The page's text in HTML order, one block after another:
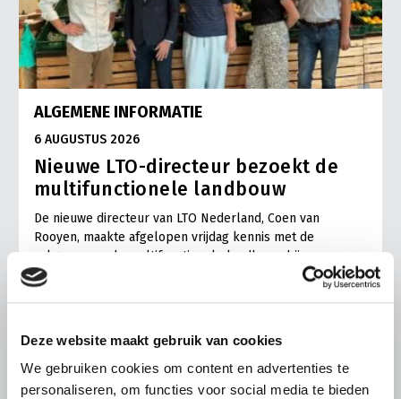
Deze website maakt gebruik van cookies
We gebruiken cookies om content en advertenties te
personaliseren, om functies voor social media te bieden
ALGEMENE INFORMATIE
6 AUGUSTUS 2026
Nieuwe LTO-directeur bezoekt de
multifunctionele landbouw
De nieuwe directeur van LTO Nederland, Coen van
Rooyen, maakte afgelopen vrijdag kennis met de
vakgroep en de multifunctionele landbouw bij
zorgtuinderij Tuin de Es in Haaren (NB).
Lees meer